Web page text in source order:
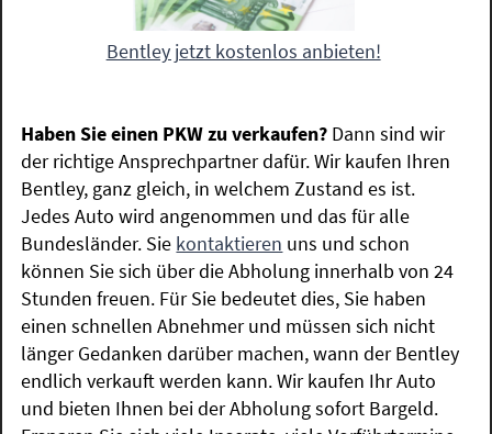
Bentley jetzt kostenlos anbieten!
Haben Sie einen PKW zu verkaufen? Dann sind wir
der richtige Ansprechpartner dafür. Wir kaufen Ihren
Bentley, ganz gleich, in welchem Zustand es ist.
Jedes Auto wird angenommen und das für alle
Bundesländer. Sie kontaktieren uns und schon
können Sie sich über die Abholung innerhalb von 24
Stunden freuen. Für Sie bedeutet dies, Sie haben
einen schnellen Abnehmer und müssen sich nicht
länger Gedanken darüber machen, wann der Bentley
endlich verkauft werden kann. Wir kaufen Ihr Auto
und bieten Ihnen bei der Abholung sofort Bargeld.